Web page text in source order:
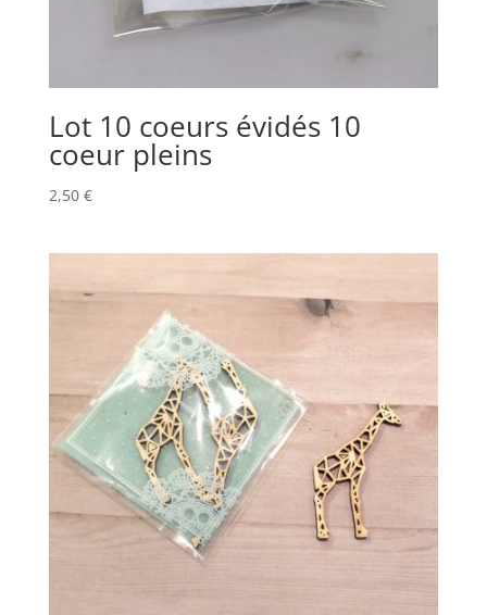
Lot 10 coeurs évidés 10
coeur pleins
2,50 €